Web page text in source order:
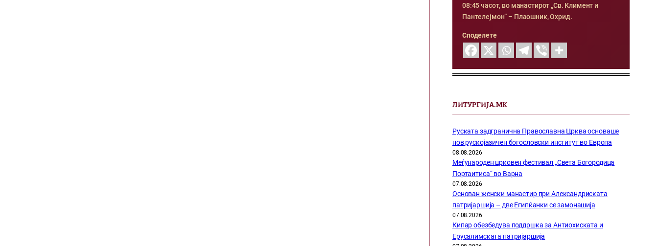
08:45 часот, во манастирот „Св. Климент и
Пантелејмон“ – Плаошник, Охрид.
Споделете
ЛИТУРГИЈА.МК
Руската задгранична Православна Црква основаше
нов рускојазичен богословски институт во Европа
08.08.2026
Меѓународен црковен фестивал „Света Богородица
Портаитиса“ во Варна
07.08.2026
Основан женски манастир при Александриската
патријаршија – две Египќанки се замонашија
07.08.2026
Кипар обезбедува поддршка за Антиохиската и
Ерусалимската патријаршија